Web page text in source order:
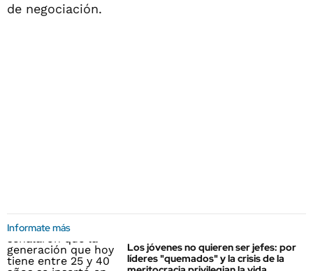
de negociación.
Informate más
Los jóvenes no quieren ser jefes: por
líderes "quemados" y la crisis de la